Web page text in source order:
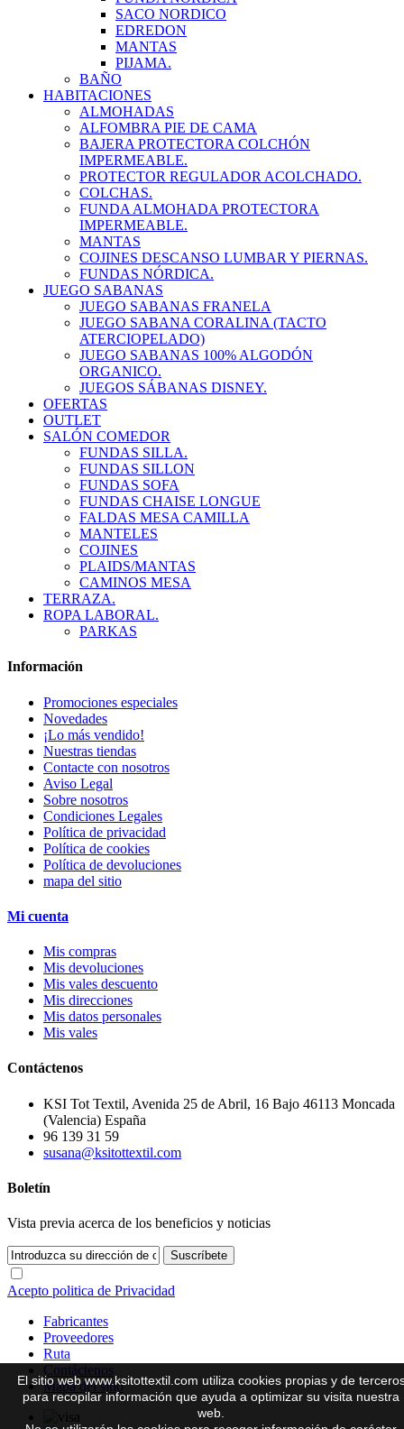
SACO NORDICO
EDREDON
MANTAS
PIJAMA.
BAÑO
HABITACIONES
ALMOHADAS
ALFOMBRA PIE DE CAMA
BAJERA PROTECTORA COLCHÓN
IMPERMEABLE.
PROTECTOR REGULADOR ACOLCHADO.
COLCHAS.
FUNDA ALMOHADA PROTECTORA
IMPERMEABLE.
MANTAS
COJINES DESCANSO LUMBAR Y PIERNAS.
FUNDAS NÓRDICA.
JUEGO SABANAS
JUEGO SABANAS FRANELA
JUEGO SABANA CORALINA (TACTO
ATERCIOPELADO)
JUEGO SABANAS 100% ALGODÓN
ORGANICO.
JUEGOS SÁBANAS DISNEY.
OFERTAS
OUTLET
SALÓN COMEDOR
FUNDAS SILLA.
FUNDAS SILLON
FUNDAS SOFA
FUNDAS CHAISE LONGUE
FALDAS MESA CAMILLA
MANTELES
COJINES
PLAIDS/MANTAS
CAMINOS MESA
TERRAZA.
ROPA LABORAL.
PARKAS
Información
Promociones especiales
Novedades
¡Lo más vendido!
Nuestras tiendas
Contacte con nosotros
Aviso Legal
Sobre nosotros
Condiciones Legales
Política de privacidad
Política de cookies
Política de devoluciones
mapa del sitio
Mi cuenta
Mis compras
Mis devoluciones
Mis vales descuento
Mis direcciones
Mis datos personales
Mis vales
Contáctenos
KSI Tot Textil, Avenida 25 de Abril, 16 Bajo 46113 Moncada
(Valencia) España
96 139 31 59
susana@ksitottextil.com
El sitio web www.ksitottextil.com utiliza cookies propias y de
para recopilar información que ayuda a optimizar su visita nuestra
web.
Boletín
Vista previa acerca de los beneficios y noticias
Suscríbete
Acepto politica de Privacidad
Fabricantes
Proveedores
Ruta
Contáctenos
Mapa del sitio